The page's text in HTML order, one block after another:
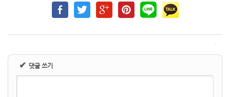
✔ 댓글 쓰기